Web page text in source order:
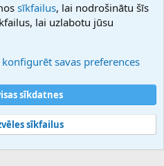
2025 XenForo Ltd.
sīkfailus, lai nodrošinātu šīs
lai uzlabotu jūsu
savas preferences
sīkdatnes
sīkfailus